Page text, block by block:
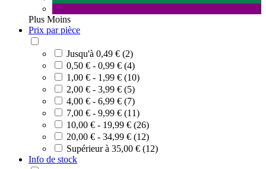
Plus Moins
Prix par pièce
Jusqu'à 0,49 € (2)
0,50 € - 0,99 € (4)
1,00 € - 1,99 € (10)
2,00 € - 3,99 € (5)
4,00 € - 6,99 € (7)
7,00 € - 9,99 € (11)
10,00 € - 19,99 € (26)
20,00 € - 34,99 € (12)
Supérieur à 35,00 € (12)
Info de stock